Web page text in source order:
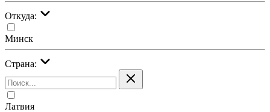
Откуда:
Минск
Страна:
Латвия